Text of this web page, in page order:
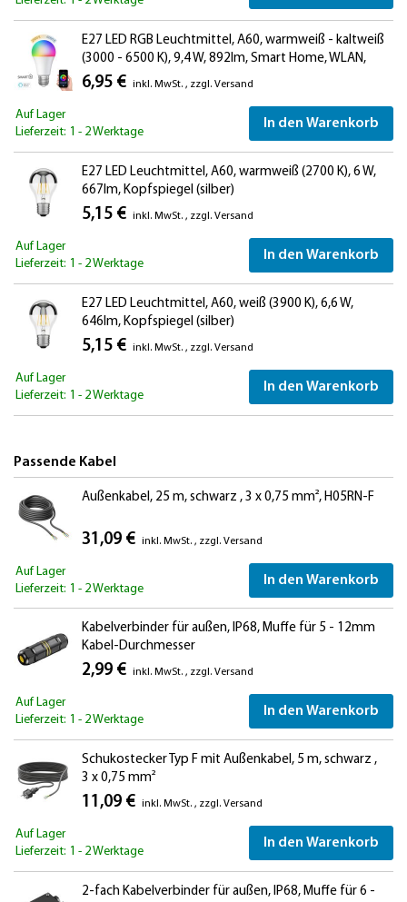
E27 LED RGB Leuchtmittel, A60, warmweiß - kaltweiß
(3000 - 6500 K), 9,4 W, 892lm, Smart Home, WLAN,
Alexa, matt
6,95 € inkl. MwSt. , zzgl. Versand
Auf Lager
Lieferzeit: 1 - 2 Werktage
In den Warenkorb
E27 LED Leuchtmittel, A60, warmweiß (2700 K), 6 W,
667lm, Kopfspiegel (silber)
5,15 € inkl. MwSt. , zzgl. Versand
Auf Lager
Lieferzeit: 1 - 2 Werktage
In den Warenkorb
E27 LED Leuchtmittel, A60, weiß (3900 K), 6,6 W,
646lm, Kopfspiegel (silber)
5,15 € inkl. MwSt. , zzgl. Versand
Auf Lager
Lieferzeit: 1 - 2 Werktage
In den Warenkorb
Passende Kabel
Außenkabel, 25 m, schwarz , 3 x 0,75 mm², H05RN-F
31,09 € inkl. MwSt. , zzgl. Versand
Auf Lager
Lieferzeit: 1 - 2 Werktage
In den Warenkorb
Kabelverbinder für außen, IP68, Muffe für 5 - 12mm
Kabel-Durchmesser
2,99 € inkl. MwSt. , zzgl. Versand
Auf Lager
Lieferzeit: 1 - 2 Werktage
In den Warenkorb
Schukostecker Typ F mit Außenkabel, 5 m, schwarz ,
3 x 0,75 mm²
11,09 € inkl. MwSt. , zzgl. Versand
Auf Lager
Lieferzeit: 1 - 2 Werktage
In den Warenkorb
2-fach Kabelverbinder für außen, IP68, Muffe für 6 -